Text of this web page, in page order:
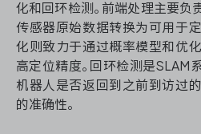
化和回环检测。前端处理主要负
传感器原始数据转换为可用于
化则致力于通过概率模型和优
高定位精度。回环检测是SLAM
机器人是否返回到之前到访过
的准确性。